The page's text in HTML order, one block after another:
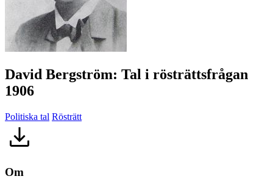
David Bergström: Tal i rösträttsfrågan
1906
Politiska tal Rösträtt
Om